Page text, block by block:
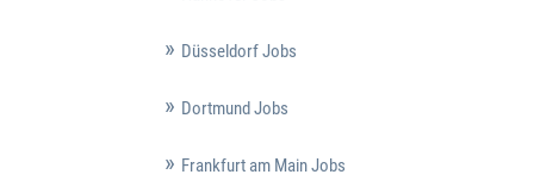
Düsseldorf Jobs
Dortmund Jobs
Frankfurt am Main Jobs